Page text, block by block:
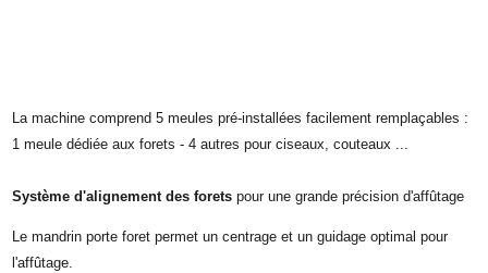
La machine comprend 5 meules pré-installées facilement remplaçables :
1 meule dédiée aux forets - 4 autres pour ciseaux, couteaux ...
Système d'alignement des forets pour une grande précision d'affûtage
Le mandrin porte foret permet un centrage et un guidage optimal pour
l'affûtage.